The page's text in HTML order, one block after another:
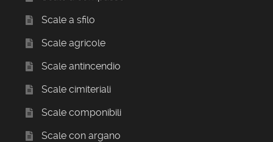
Scale a sfilo
Scale agricole
Scale antincendio
Scale cimiteriali
Scale componibili
Scale con argano